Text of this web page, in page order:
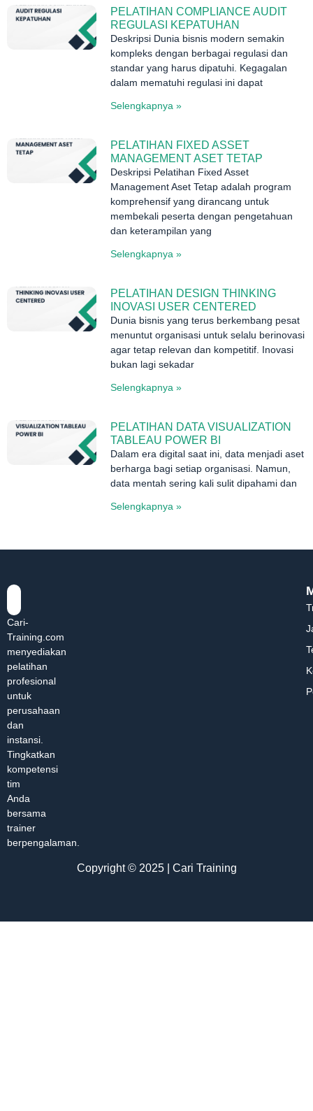
PELATIHAN COMPLIANCE AUDIT
REGULASI KEPATUHAN
Deskripsi Dunia bisnis modern semakin
kompleks dengan berbagai regulasi dan
standar yang harus dipatuhi. Kegagalan
dalam mematuhi regulasi ini dapat
Selengkapnya »
PELATIHAN FIXED ASSET
MANAGEMENT ASET TETAP
Deskripsi Pelatihan Fixed Asset
Management Aset Tetap adalah program
komprehensif yang dirancang untuk
membekali peserta dengan pengetahuan
dan keterampilan yang
Selengkapnya »
PELATIHAN DESIGN THINKING
INOVASI USER CENTERED
Dunia bisnis yang terus berkembang pesat
menuntut organisasi untuk selalu berinovasi
agar tetap relevan dan kompetitif. Inovasi
bukan lagi sekadar
Selengkapnya »
PELATIHAN DATA VISUALIZATION
TABLEAU POWER BI
Dalam era digital saat ini, data menjadi aset
berharga bagi setiap organisasi. Namun,
data mentah sering kali sulit dipahami dan
Selengkapnya »
Cari-
Training.com
menyediakan
pelatihan
profesional
untuk
perusahaan
dan
instansi.
Tingkatkan
kompetensi
tim
Anda
bersama
trainer
berpengalaman.
Copyright © 2025 | Cari Training